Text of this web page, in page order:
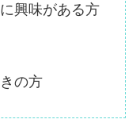
興味がある方
の方